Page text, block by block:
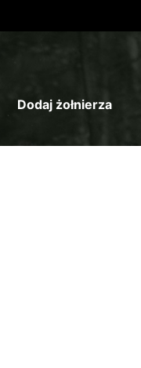
Dodaj żołnierza